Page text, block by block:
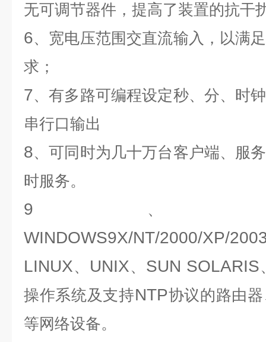
无可调节器件，提高了装置的抗干
6、宽电压范围交直流输入，以满
求；
7、有多路可编程设定秒、分、时
串行口输出
8、可同时为几十万台客户端、服
时服务。
9 、
WINDOWS9X/NT/2000/XP/
LINUX、 UNIX、 SUN SOLARIS
操作系统及支持NTP协议的路由
等网络设备。